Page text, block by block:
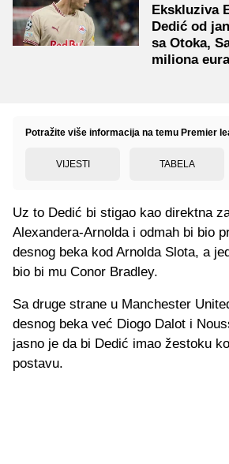
Ekskluziva
Dedić od
sa Otoka,
miliona
Potražite više informacija na temu Premier
VIJESTI TABELA
Uz to Dedić bi stigao kao direktna
Alexandera-Arnolda i odmah bi bio
desnog beka kod Arnolda Slota, a
bio bi mu Conor Bradley.
Sa druge strane u Manchester
desnog beka već Diogo Dalot i
jasno je da bi Dedić imao žestoku
postavu.